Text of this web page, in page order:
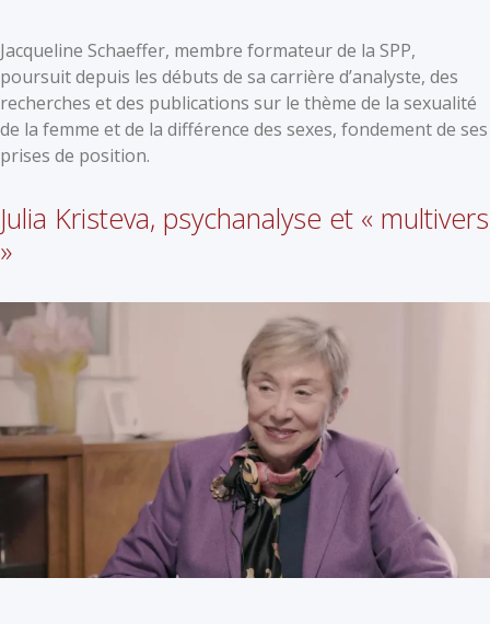
Jacqueline Schaeffer, membre formateur de la SPP,
poursuit depuis les débuts de sa carrière d’analyste, des
recherches et des publications sur le thème de la sexualité
de la femme et de la différence des sexes, fondement de ses
prises de position.
Julia Kristeva, psychanalyse et « multivers
»